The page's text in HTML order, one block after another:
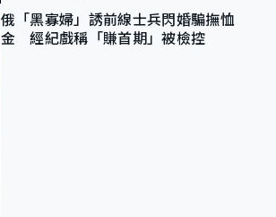
俄「黑寡婦」誘前線士兵閃婚騙撫恤
金 經紀戲稱「賺首期」被檢控